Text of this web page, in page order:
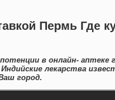
Пермь Где
в онлайн- аптеке
лекарства
город.